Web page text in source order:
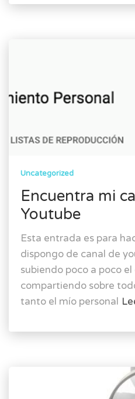
Uncategorized
Encuentra mi
Youtube
Esta entrada es para
dispongo de canal de
subiendo poco a poco
compartiendo sobre
tanto el mío personal